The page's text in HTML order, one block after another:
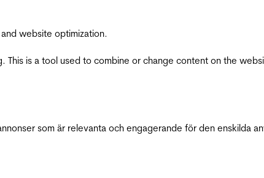
website optimization.
is a tool used to combine or change content on the
som är relevanta och engagerande för den enskilda